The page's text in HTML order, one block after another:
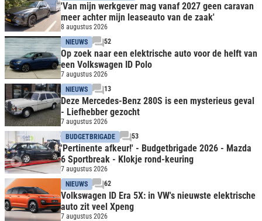
'Van mijn werkgever mag vanaf 2027 geen caravan
meer achter mijn leaseauto van de zaak'
8 augustus 2026
NIEUWS
52
Op zoek naar een elektrische auto voor de helft van
een Volkswagen ID Polo
7 augustus 2026
NIEUWS
13
Deze Mercedes-Benz 280S is een mysterieus geval
- Liefhebber gezocht
7 augustus 2026
BUDGETBRIGADE
53
'Pertinente afkeur!' - Budgetbrigade 2026 - Mazda
6 Sportbreak - Klokje rond-keuring
7 augustus 2026
NIEUWS
62
Volkswagen ID Era 5X: in VW's nieuwste elektrische
auto zit veel Xpeng
7 augustus 2026